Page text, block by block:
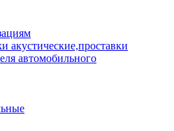
акустические,проставки
автомобильного